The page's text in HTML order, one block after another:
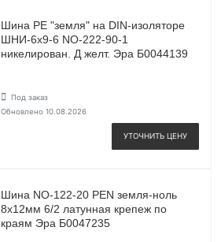
Шина PE "земля" на DIN-изоляторе
ШНИ-6х9-6 NO-222-90-1
никелирован. Д желт. Эра Б0044139
Под заказ
Обновлено 10.08.2026
УТОЧНИТЬ ЦЕНУ
Шина NO-122-20 PEN земля-ноль
8х12мм 6/2 латунная крепеж по
краям Эра Б0047235